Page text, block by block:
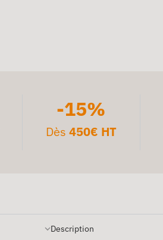
-15%
Dès 450€ HT
Description